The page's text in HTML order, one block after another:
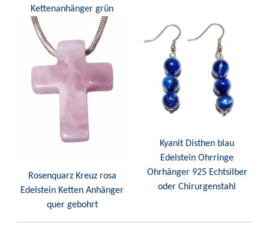
Kettenanhänger grün
Rosenquarz Kreuz rosa
Edelstein Ketten Anhänger
quer gebohrt
Kyanit Disthen blau
Edelstein Ohrringe
Ohrhänger 925 Echtsilber
oder Chirurgenstahl